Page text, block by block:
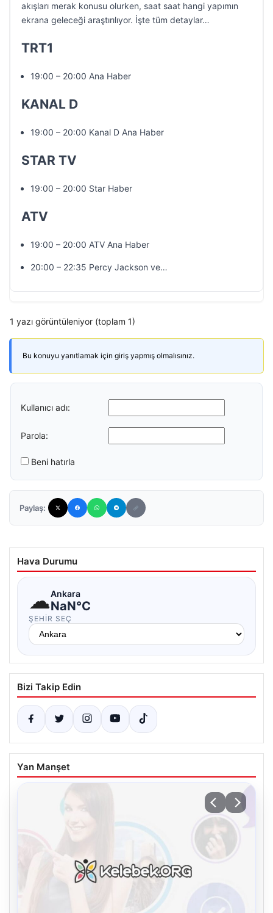
akışları merak konusu olurken, saat saat hangi yapımın
ekrana geleceği araştırılıyor. İşte tüm detaylar…
TRT1
19:00 – 20:00 Ana Haber
KANAL D
19:00 – 20:00 Kanal D Ana Haber
STAR TV
19:00 – 20:00 Star Haber
ATV
19:00 – 20:00 ATV Ana Haber
20:00 – 22:35 Percy Jackson ve…
1 yazı görüntüleniyor (toplam 1)
Bu konuyu yanıtlamak için giriş yapmış olmalısınız.
Kullanıcı adı:
Parola:
Beni hatırla
Paylaş:
Hava Durumu
☁Ankara
NaN°C
ŞEHIR SEÇ
Bizi Takip Edin
Yan Manşet